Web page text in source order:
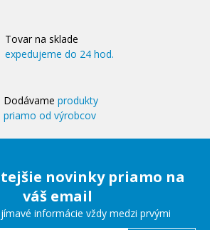
Tovar na sklade
expedujeme do 24 hod.
Dodávame produkty
priamo od výrobcov
novinky priamo na
váš email
informácie vždy medzi prvými